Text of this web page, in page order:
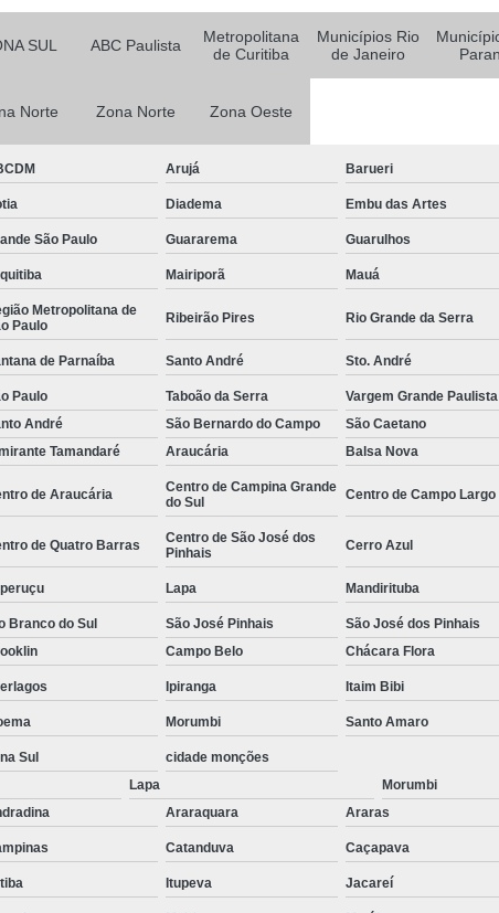
de
de
de
de
de
de
de
Empresa de Logística
Empresa de
Empresa Logística São
Empresa de
Empresa
Empresa
Empresa
Empresa
Empresa
Empresa Monitoramento 24
Empresa de Jardinagem
Empresa
Empresa de Paisagismo
Empresa
Empresa
Empresa
Empresa de Recrutamento
SUL ABC Paulista
Metropolitana
de Curitiba
Municípios Rio
de Janeiro
Norte Zona Norte Zona Oeste
Arujá Barueri
Diadema Embu das Artes
São Paulo Guararema Guarulhos
Mairiporã Mauá
Metropolitana de
Paulo
Ribeirão Pires Rio Grande da Serra
de Parnaíba Santo André Sto. André
Paulo Taboão da Serra
Vargem Grande Paulista
André São Bernardo do Campo São Caetano
Tamandaré Araucária Balsa Nova
de Araucária
Centro de Campina Grande
do Sul
Centro de Campo Largo
de Quatro Barras
Centro de São José dos
Pinhais
Cerro Azul
Lapa Mandirituba
Branco do Sul São José Pinhais São José dos Pinhais
Campo Belo Chácara Flora
Ipiranga Itaim Bibi
Morumbi Santo Amaro
Sul
cidade monções
Lapa Morumbi
Araraquara Araras
Catanduva Caçapava
Itupeva Jacareí